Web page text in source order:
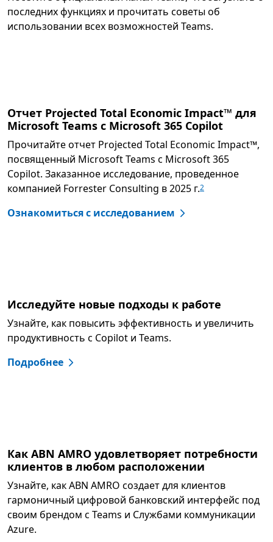
последних функциях и прочитать советы об
использовании всех возможностей Teams.
Отчет Projected Total Economic Impact™ для
Microsoft Teams с Microsoft 365 Copilot
Прочитайте отчет Projected Total Economic Impact™,
посвященный Microsoft Teams c Microsoft 365
Copilot. Заказанное исследование, проведенное
компанией Forrester Consulting в 2025 г.2
Ознакомиться с исследованием
Исследуйте новые подходы к работе
Узнайте, как повысить эффективность и увеличить
продуктивность с Copilot и Teams.
Подробнее
Как ABN AMRO удовлетворяет потребности
клиентов в любом расположении
Узнайте, как ABN AMRO создает для клиентов
гармоничный цифровой банковский интерфейс под
своим брендом с Teams и Службами коммуникации
Azure.